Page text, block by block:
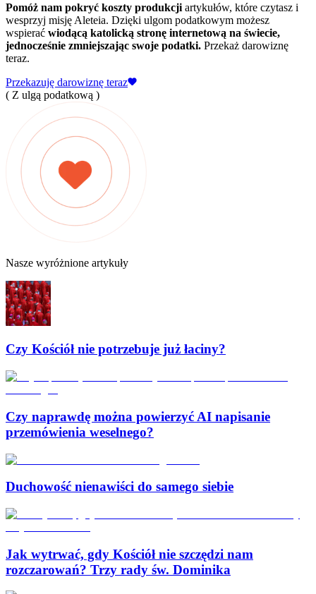
Pomóż nam pokryć koszty produkcji artykułów, które czytasz i
wesprzyj misję Aleteia. Dzięki ulgom podatkowym możesz
wspierać wiodącą katolicką stronę internetową na świecie,
jednocześnie zmniejszając swoje podatki. Przekaż darowiznę
teraz.
Przekazuję darowiznę teraz
( Z ulgą podatkową )
Nasze wyróżnione artykuły
Czy Kościół nie potrzebuje już łaciny?
Czy naprawdę można powierzyć AI napisanie
przemówienia weselnego?
Duchowość nienawiści do samego siebie
Jak wytrwać, gdy Kościół nie szczędzi nam
rozczarowań? Trzy rady św. Dominika